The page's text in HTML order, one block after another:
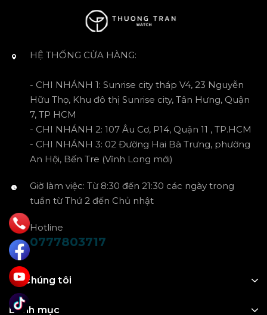
HỆ THỐNG CỬA HÀNG:
- CHI NHÁNH 1: Sunrise city tháp V4, 23 Nguyễn
Hữu Thọ, Khu đô thị Sunrise city, Tân Hưng, Quận
7, TP HCM
- CHI NHÁNH 2: 107 Âu Cơ, P14, Quận 11 , TP.HCM
- CHI NHÁNH 3: 02 Đường Hai Bà Trưng, phường
An Hội, Bến Tre (Vĩnh Long mới)
Giờ làm việc: Từ 8:30 đến 21:30 các ngày trong
tuần từ Thứ 2 đến Chủ nhật
Hotline
0777803717
Về chúng tôi
Danh mục